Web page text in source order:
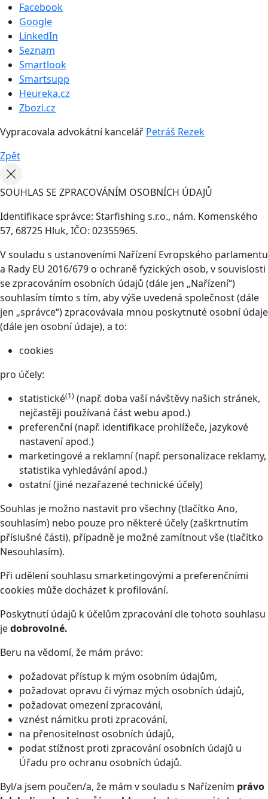
Facebook
Google
LinkedIn
Seznam
Smartlook
Smartsupp
Heureka.cz
Zbozi.cz
Vypracovala advokátní kancelář Petráš Rezek
Zpět
SOUHLAS SE ZPRACOVÁNÍM OSOBNÍCH ÚDAJŮ
Identifikace správce: Starfishing s.r.o., nám. Komenského
57, 68725 Hluk, IČO: 02355965.
V souladu s ustanoveními Nařízení Evropského parlamentu
a Rady EU 2016/679 o ochraně fyzických osob, v souvislosti
se zpracováním osobních údajů (dále jen „Nařízení“)
souhlasím tímto s tím, aby výše uvedená společnost (dále
jen „správce“) zpracovávala mnou poskytnuté osobní údaje
(dále jen osobní údaje), a to:
cookies
pro účely:
statistické(1) (např. doba vaší návštěvy našich stránek,
nejčastěji používaná část webu apod.)
preferenční (např. identifikace prohlížeče, jazykové
nastavení apod.)
marketingové a reklamní (např. personalizace reklamy,
statistika vyhledávání apod.)
ostatní (jiné nezařazené technické účely)
Souhlas je možno nastavit pro všechny (tlačítko Ano,
souhlasím) nebo pouze pro některé účely (zaškrtnutím
příslušné části), případně je možné zamítnout vše (tlačítko
Nesouhlasím).
Při udělení souhlasu smarketingovými a preferenčními
cookies může docházet k profilování.
Poskytnutí údajů k účelům zpracování dle tohoto souhlasu
jedobrovolné.
Beru na vědomí, že mám právo:
požadovat přístup k mým osobním údajům,
požadovat opravu či výmaz mých osobních údajů,
požadovat omezení zpracování,
vznést námitku proti zpracování,
na přenositelnost osobních údajů,
podat stížnost proti zpracování osobních údajů u
Úřadu pro ochranu osobních údajů.
Byl/a jsem poučen/a, že mám v souladu s Nařízením právo